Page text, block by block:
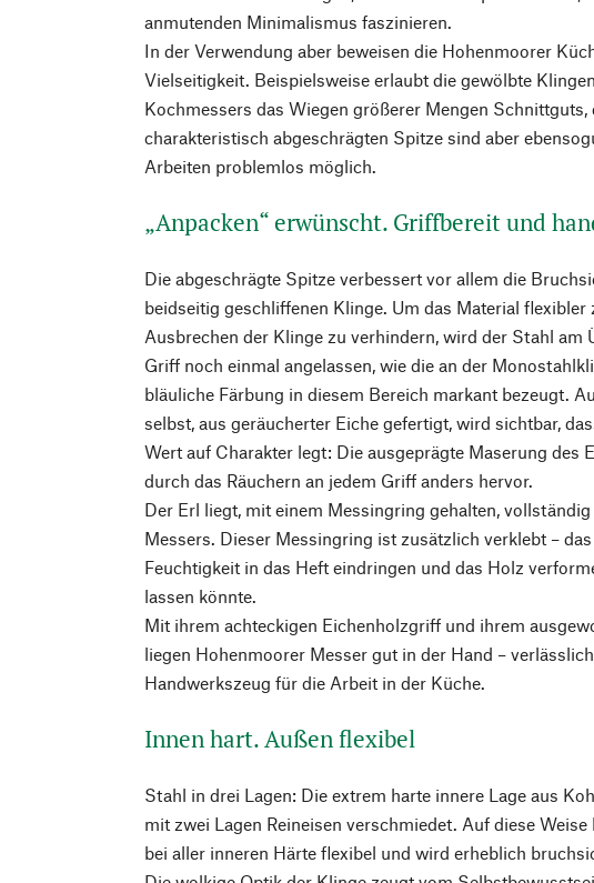
anmutenden Minimalismus faszinieren.
In der Verwendung aber beweisen die Hohenmoorer
Vielseitigkeit. Beispielsweise erlaubt die gewölbte
Kochmessers das Wiegen größerer Mengen Schnittguts,
charakteristisch abgeschrägten Spitze sind aber
Arbeiten problemlos möglich.
„Anpacken“ erwünscht. Griffbereit und
Die abgeschrägte Spitze verbessert vor allem die
beidseitig geschliffenen Klinge. Um das Material flexibler
Ausbrechen der Klinge zu verhindern, wird der Stahl am
Griff noch einmal angelassen, wie die an der
bläuliche Färbung in diesem Bereich markant bezeugt.
selbst, aus geräucherter Eiche gefertigt, wird sichtbar,
Wert auf Charakter legt: Die ausgeprägte Maserung des
durch das Räuchern an jedem Griff anders hervor.
Der Erl liegt, mit einem Messingring gehalten,
Messers. Dieser Messingring ist zusätzlich verklebt –
Feuchtigkeit in das Heft eindringen und das Holz
lassen könnte.
Mit ihrem achteckigen Eichenholzgriff und ihrem
liegen Hohenmoorer Messer gut in der Hand –
Handwerkszeug für die Arbeit in der Küche.
Innen hart. Außen flexibel
Stahl in drei Lagen: Die extrem harte innere Lage aus
mit zwei Lagen Reineisen verschmiedet. Auf diese
bei aller inneren Härte flexibel und wird erheblich